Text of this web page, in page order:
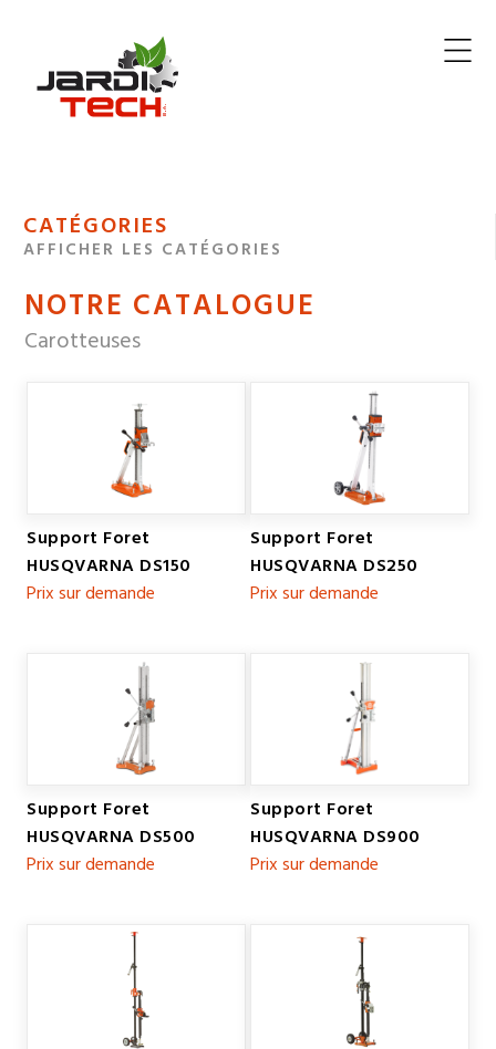
Jarditech
MENU
DE
DES
CATÉGORIES
AFFICHER LES CATÉGORIES
NOTRE CATALOGUE
Carotteuses
Support Foret
HUSQVARNA DS150
Prix sur demande
Support Foret
HUSQVARNA DS250
Prix sur demande
Support Foret
HUSQVARNA DS500
Prix sur demande
Support Foret
HUSQVARNA DS900
Prix sur demande